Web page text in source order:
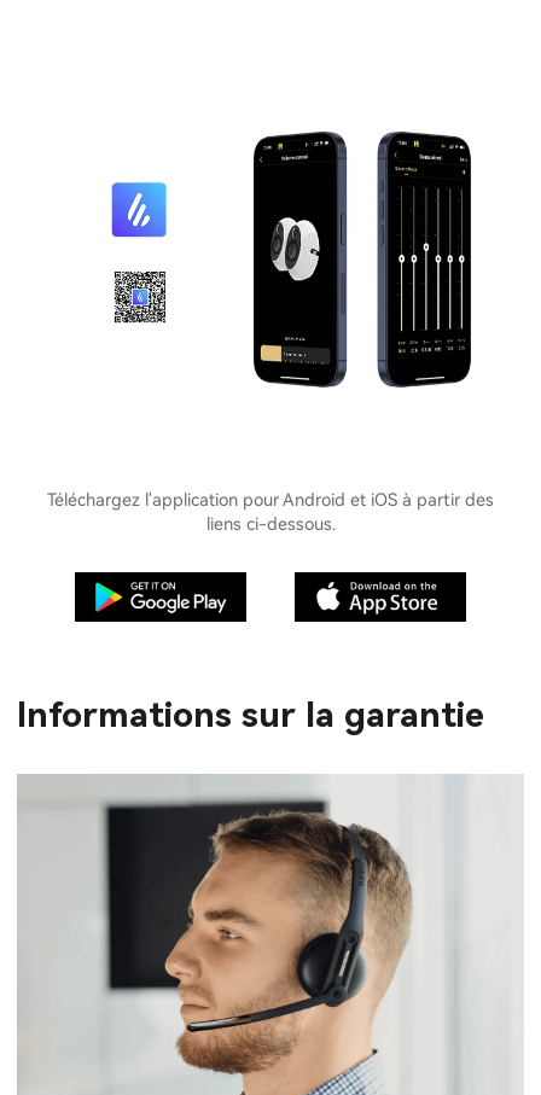
Téléchargez l'application pour Android et iOS à partir des
liens ci-dessous.
Informations sur la garantie